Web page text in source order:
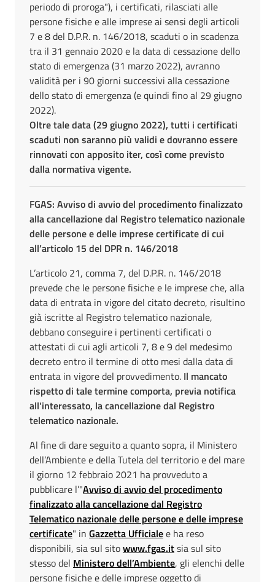
periodo di proroga"), i certificati, rilasciati alle
persone fisiche e alle imprese ai sensi degli articoli
7 e 8 del D.P.R. n. 146/2018, scaduti o in scadenza
tra il 31 gennaio 2020 e la data di cessazione dello
stato di emergenza (31 marzo 2022), avranno
validità per i 90 giorni successivi alla cessazione
dello stato di emergenza (e quindi fino al 29 giugno
2022).
Oltre tale data (29 giugno 2022), tutti i certificati
scaduti non saranno più validi e dovranno essere
rinnovati con apposito iter, così come previsto
dalla normativa vigente.
FGAS: Avviso di avvio del procedimento finalizzato
alla cancellazione dal Registro telematico nazionale
delle persone e delle imprese certificate di cui
all’articolo 15 del DPR n. 146/2018
L’articolo 21, comma 7, del D.P.R. n. 146/2018
prevede che le persone fisiche e le imprese che, alla
data di entrata in vigore del citato decreto, risultino
già iscritte al Registro telematico nazionale,
debbano conseguire i pertinenti certificati o
attestati di cui agli articoli 7, 8 e 9 del medesimo
decreto entro il termine di otto mesi dalla data di
entrata in vigore del provvedimento. Il mancato
rispetto di tale termine comporta, previa notifica
all'interessato, la cancellazione dal Registro
telematico nazionale.
Al fine di dare seguito a quanto sopra, il Ministero
dell’Ambiente e della Tutela del territorio e del mare
il giorno 12 febbraio 2021 ha provveduto a
pubblicare l’"Avviso di avvio del procedimento
finalizzato alla cancellazione dal Registro
Telematico nazionale delle persone e delle imprese
certificate" in Gazzetta Ufficialee ha reso
disponibili, sia sul sitowww.fgas.itsia sul sito
stesso del Ministero dell’Ambiente, gli elenchi delle
persone fisiche e delle imprese oggetto di